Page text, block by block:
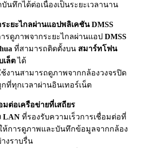
นทึกได้ต่อเนื่องเป็นระยะเวลานาน
ะยะไกลผ่านแอปพลิเคชัน DMSS
รดูภาพจากระยะไกลผ่านแอป DMSS
ที่สามารถติดตั้งบน สมาร์ทโฟน
เล็ตได้
งานสามารถดูภาพจากกล้องวงจรปิด
ที่ทุกเวลาผ่านอินเทอร์เน็ต
มต่อเครือข่ายที่เสถียร
LAN ที่รองรับความเร็วการเชื่อมต่อที่
ห้การดูภาพและบันทึกข้อมูลจากกล้อง
งราบรื่น